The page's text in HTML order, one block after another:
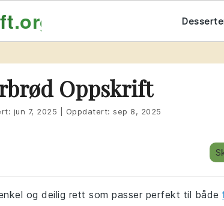
.org
Oppskrift
jun 7, 2025 Oppdatert: sep 8, 2025
og deilig rett som passer perfekt til både